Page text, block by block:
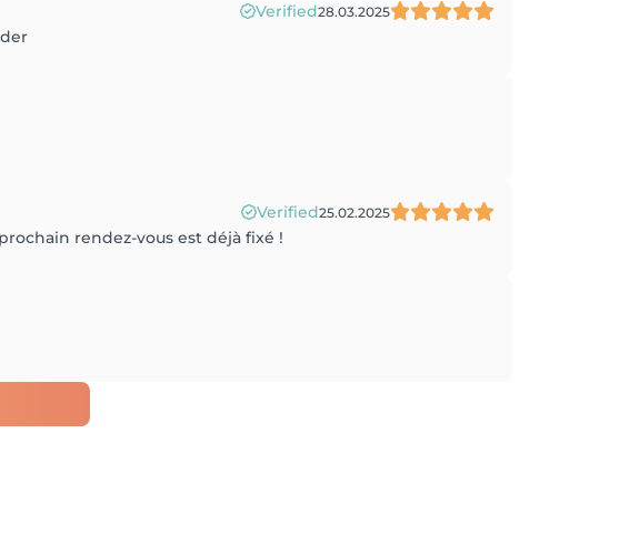
Verified28.03.2025
Verified25.02.2025
rendez-vous est déjà fixé !